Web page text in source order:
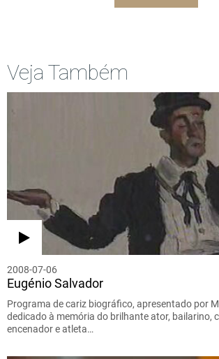
Veja Também
2008-07-06
Eugénio Salvador
Programa de cariz biográfico, apresentado por
dedicado à memória do brilhante ator, bailarino,
encenador e atleta…